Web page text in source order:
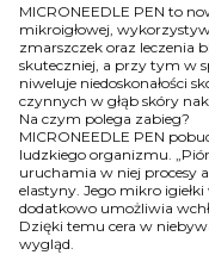
MICRONEEDLE PEN to
mikroigłowej,
zmarszczek oraz leczenia
skuteczniej, a przy tym w
niweluje niedoskonałości
czynnych w głąb skóry
Na czym polega zabieg?
MICRONEEDLE PEN
ludzkiego organizmu.
uruchamia w niej procesy
elastyny. Jego mikro
dodatkowo umożliwia
Dzięki temu cera w
wygląd.